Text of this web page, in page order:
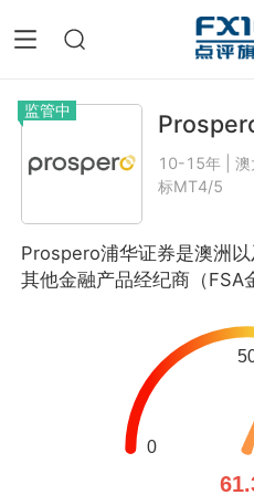
监管中
10-15年 | 澳
标MT4/5
Prospero浦华证券是澳洲
其他金融产品经纪商（FSA